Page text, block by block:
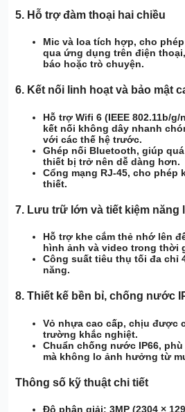
5. Hỗ trợ đàm thoại hai chiều
Mic và loa tích hợp, cho
qua ứng dụng trên điện
báo hoặc trò chuyện.
6. Kết nối linh hoạt và bảo mật
Hỗ trợ Wifi 6 (IEEE 802.11b/g/
kết nối không dây nhanh
với các thế hệ trước.
Ghép nối Bluetooth, giúp
thiết bị trở nên dễ dàng hơn.
Cổng mạng RJ-45, cho phép
thiết.
7. Lưu trữ lớn và tiết kiệm năng
Hỗ trợ khe cắm thẻ nhớ lên
hình ảnh và video trong thời
Công suất tiêu thụ tối đa chỉ
năng.
8.Thiết kế bền bỉ, chống nước
Vỏ nhựa cao cấp, chịu được
trường khắc nghiệt.
Chuẩn chống nước IP66,
mà không lo ảnh hưởng từ
Thông số kỹ thuật chi tiết
Độ phân giải: 3MP (2304 ×